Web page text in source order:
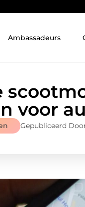
Ambassadeurs
voor
Gepubliceerd